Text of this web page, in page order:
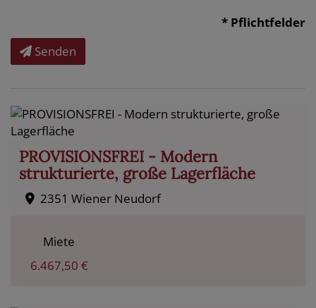
Senden
* Pflichtfelder
PROVISIONSFREI - Modern
strukturierte, große Lagerfläche
2351 Wiener Neudorf
Miete
6.467,50 €